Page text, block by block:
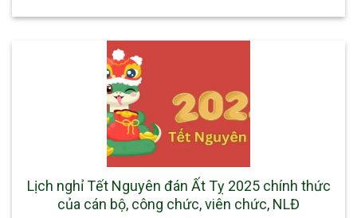
Lịch nghỉ Tết Nguyên đán Ất Tỵ 2025 chính thức
của cán bộ, công chức, viên chức, NLĐ